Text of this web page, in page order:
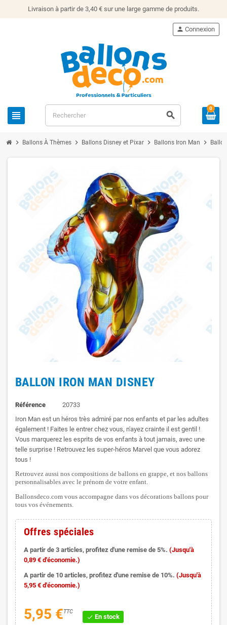
Livraison à partir de 3,40 € sur une large gamme de produits.
view_headline search
person Connexion
0
chevron_right Ballons À Thèmes chevron_right Ballons Disney et Pixar chevron_right Ballons Iron Man chevron_right
BALLON IRON MAN DISNEY
Référence
20733
Iron Man est un héros très admiré par nos enfants et par les adultes
également ! Faites le entrer chez vous, n'ayez crainte il est gentil !
Vous marquerez les esprits de vos enfants à tout jamais, avec une
telle surprise ! Retrouvez les super-héros Marvel que vous adorez
tous !
Retrouvez aussi nos compositions de ballons en grappe, et nos ballons
personnalisables avec le prénom de votre enfant.
Ballonsdeco.com vous accompagne dans vos décorations ballons pour
tous vos événements.
Offres spéciales
A partir de 3 articles, profitez d'une remise de 5%. (Jusqu'à
0,89 € d'économie.)
A partir de 10 articles, profitez d'une remise de 10%. (Jusqu'à
5,95 € d'économie.)
5,95 €TTC
check En stock